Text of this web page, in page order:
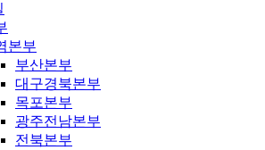
본부
부산본부
대구경북본부
목포본부
광주전남본부
전북본부